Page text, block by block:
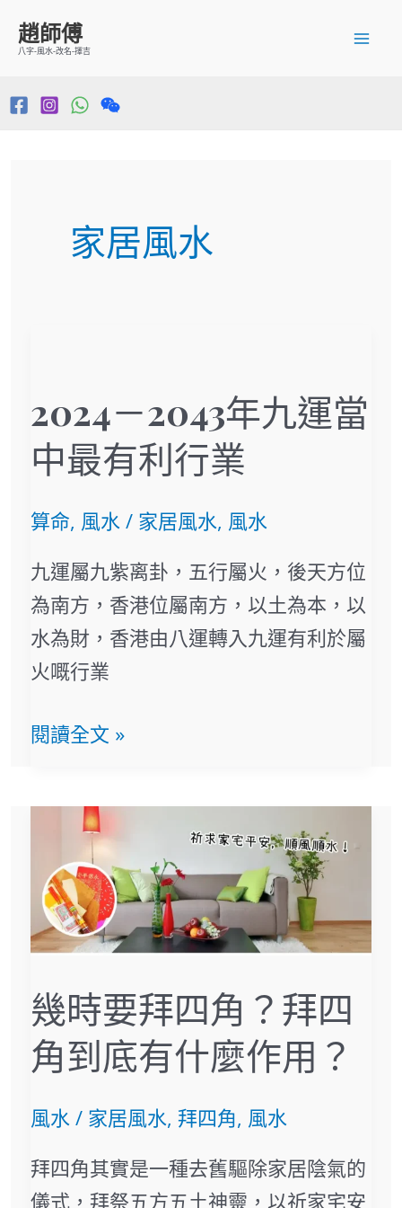
至
要
趙師傅
八字-風水-改名-擇吉
家居風水
2024－2043年九運當
中最有利行業
算命, 風水/ 家居風水, 風水
九運屬九紫离卦，五行屬火，後天方位
為南方，香港位屬南方，以土為本，以
水為財，香港由八運轉入九運有利於屬
火嘅行業
2043
年
九
運
當
中
最
有
利
業
閱讀全文 »
幾時要拜四角？拜四
角到底有什麼作用？
風水/ 家居風水, 拜四角, 風水
拜四角其實是一種去舊驅除家居陰氣的
儀式，拜祭五方五土神靈，以祈家宅安
要
拜
四
角？
拜
四
到
底
有